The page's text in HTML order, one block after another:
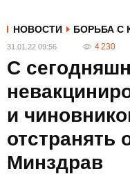
НОВОСТИ БОРЬБА С
31.01.22 09:56 4 230
С
и
отстранять
Минздрав